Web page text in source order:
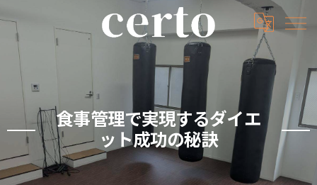
食事管理で実現するダイエ
ット成功の秘訣